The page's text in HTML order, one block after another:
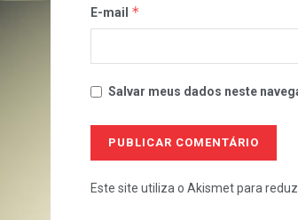
E-mail *
Salvar meus dados neste
Este site utiliza o Akismet para